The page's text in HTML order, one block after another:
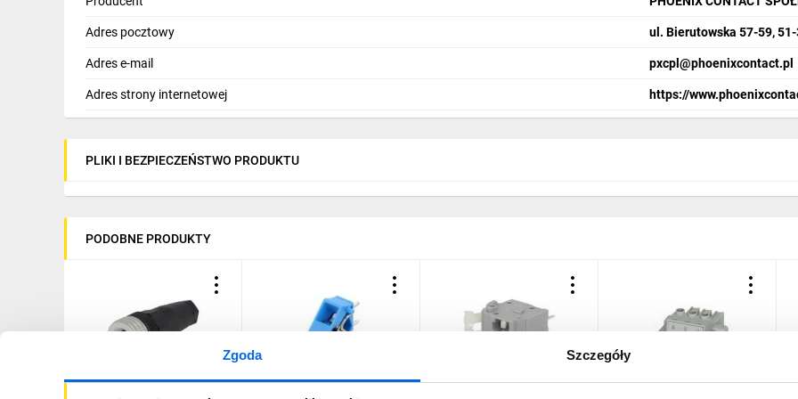
Zgoda Szczegóły
Adres pocztowy ul. Bierutowska 57-59, 51-
Adres e-mail pxcpl@phoenixcontact.pl
Adres strony internetowej https://
PLIKI I BEZPIECZEŃSTWO PRODUKTU
PODOBNE PRODUKTY